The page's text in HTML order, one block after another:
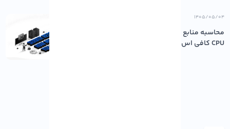
۱۴۰۵/۰۵/۰۴
محاسبه منابع مورد نیاز سرور: چقدر رم و
CPU کافی اس...